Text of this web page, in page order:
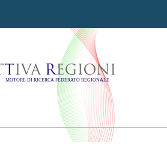
Regioni -